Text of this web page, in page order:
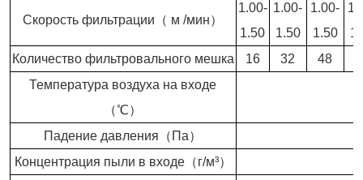
Скорость фильтрации（ м /мин）
1.00-
1.50
1.00-
1.50
1.00-
1.50
Количество фильтровального мешка
16 32 48
Температура воздуха на входе
（℃）
Падение давления（Па）
Концентрация пыли в входе（г/м³）